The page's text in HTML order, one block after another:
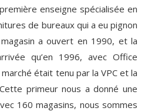
enseigne spécialisée en
de bureaux qui a eu pignon
a ouvert en 1990, et la
qu’en 1996, avec Office
était tenu par la VPC et la
primeur nous a donné une
160 magasins, nous sommes